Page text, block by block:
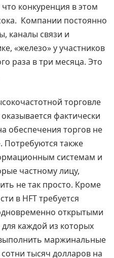
конкуренция в этом
Компании постоянно
каналы связи и
«железо» у участников
раза в три месяца. Это
торговле
фактически
обеспечения торгов не
Потребуются также
системам и
частному лицу,
не так просто. Кроме
в HFT требуется
открытыми
каждой из которых
маржинальные
тысяч долларов на